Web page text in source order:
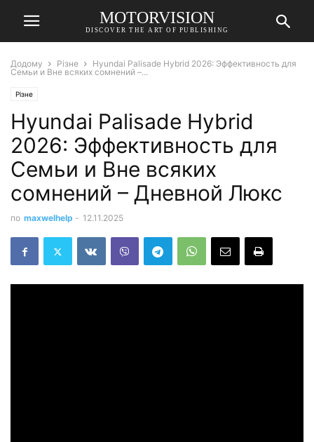
MOTORVISION
DISCOVER THE ART OF PUBLISHING
Додому Різне
Hyundai Palisade Hybrid 2026: Эффективность для
Семьи и Вне всяких сомнений –...
Різне
Hyundai Palisade Hybrid
2026: Эффективность для
Семьи и Вне всяких
сомнений – Дневной Люкс
по maxwelhelp - 12.11.2025